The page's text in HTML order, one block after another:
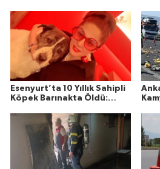
içinde emzirmeye başlanmasının
Esenyurt’ta 10 Yıllık Sahipli
Köpek Barınakta Öldü:
Soruşturma Talebi